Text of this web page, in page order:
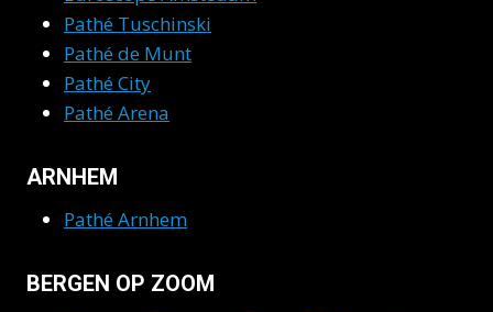
Pathé Tuschinski
Pathé de Munt
Pathé City
Pathé Arena
ARNHEM
Pathé Arnhem
BERGEN OP ZOOM